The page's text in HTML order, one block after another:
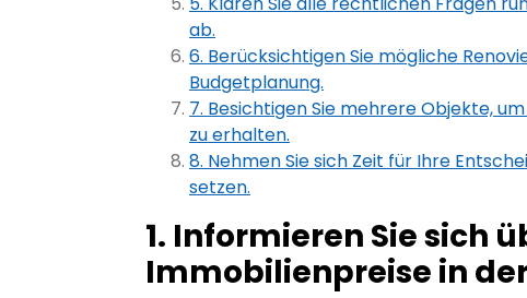
ab.
6. Berücksichtigen Sie mögliche
Budgetplanung.
7. Besichtigen Sie mehrere Objekte,
zu erhalten.
8. Nehmen Sie sich Zeit für Ihre
setzen.
1. Informieren Sie sich
Immobilienpreise in